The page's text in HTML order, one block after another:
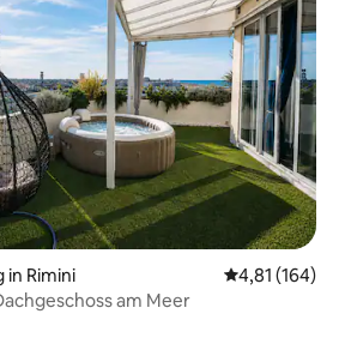
Rimini
4,81 (164)
am Meer